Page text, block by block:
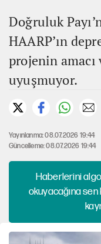
Doğruluk
HAARP’ın
projenin
uyuşmuyor.
Yayınlanma: 08.07.2026 19:44
Güncelleme: 08.07.2026 19:44
Haberlerini
okuyacağına